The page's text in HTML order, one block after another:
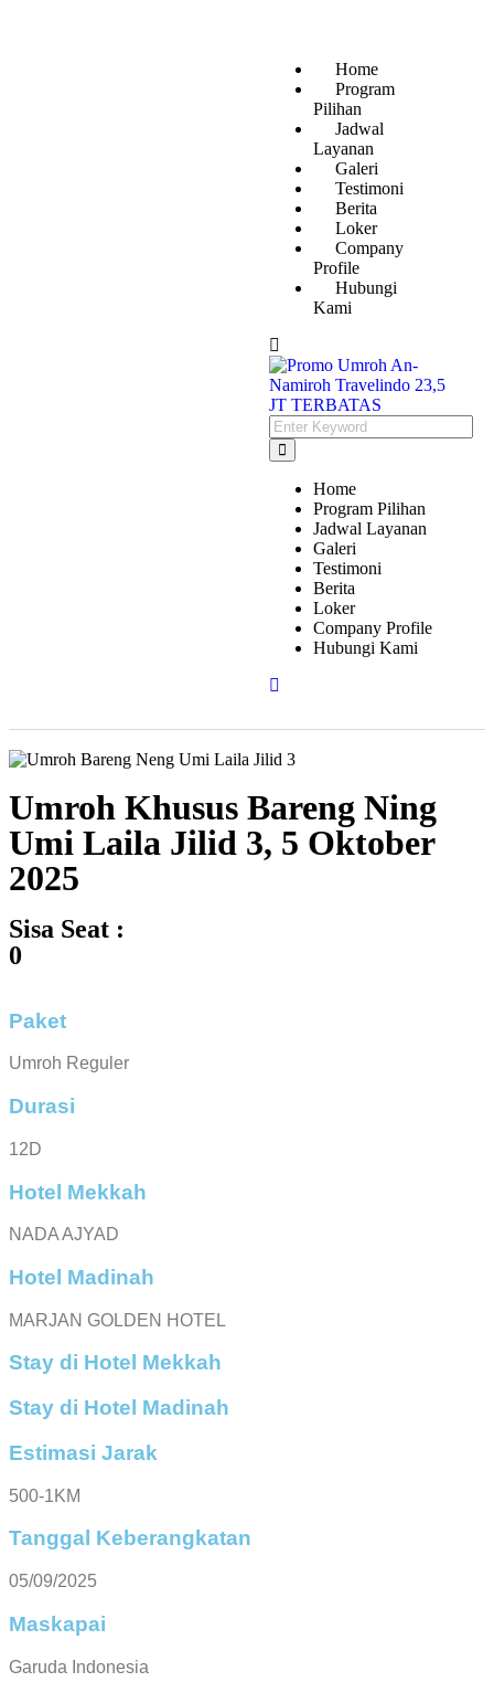
Home
Program
Pilihan
Jadwal
Layanan
Galeri
Testimoni
Berita
Loker
Company
Profile
Hubungi
Kami
Home
Program Pilihan
Jadwal Layanan
Galeri
Testimoni
Berita
Loker
Company Profile
Hubungi Kami
Umroh Khusus Bareng Ning
Umi Laila Jilid 3, 5 Oktober
2025
Sisa Seat :
0
Paket
Umroh Reguler
Durasi
12D
Hotel Mekkah
NADA AJYAD
Hotel Madinah
MARJAN GOLDEN HOTEL
Stay di Hotel Mekkah
Stay di Hotel Madinah
Estimasi Jarak
500-1KM
Tanggal Keberangkatan
05/09/2025
Maskapai
Garuda Indonesia